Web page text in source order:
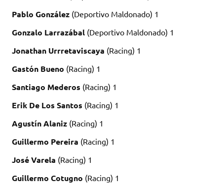
Pablo González (Deportivo Maldonado) 1
Gonzalo Larrazábal (Deportivo Maldonado) 1
Jonathan Urrretaviscaya (Racing) 1
Gastón Bueno (Racing) 1
Santiago Mederos (Racing) 1
Erik De Los Santos (Racing) 1
Agustín Alaniz (Racing) 1
Guillermo Pereira (Racing) 1
José Varela (Racing) 1
Guillermo Cotugno (Racing) 1